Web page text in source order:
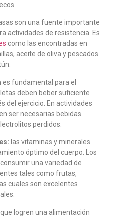
son una fuente importante
actividades de resistencia. Es
como las encontradas en
aceite de oliva y pescados
es fundamental para el
deben beber suficiente
del ejercicio. En actividades
ser necesarias bebidas
perdidos.
las vitaminas y minerales
óptimo del cuerpo. Los
una variedad de
tales como frutas,
cuales son excelentes
logren una alimentación